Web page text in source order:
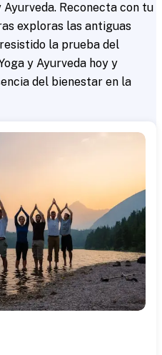
Ayurveda. Reconecta con tu
exploras las antiguas
la prueba del
y Ayurveda hoy y
del bienestar en la